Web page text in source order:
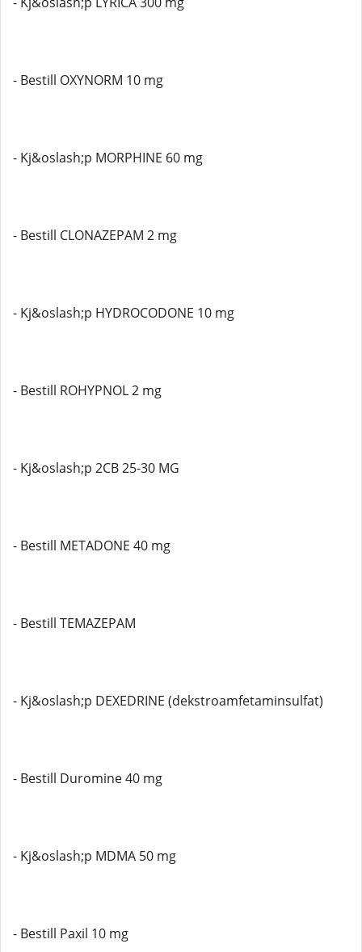
- Bestill OXYNORM 10 mg
- Kj&oslash;p MORPHINE 60 mg
- Bestill CLONAZEPAM 2 mg
- Kj&oslash;p HYDROCODONE 10 mg
- Bestill ROHYPNOL 2 mg
- Kj&oslash;p 2CB 25-30 MG
- Bestill METADONE 40 mg
- Bestill TEMAZEPAM
- Kj&oslash;p DEXEDRINE (dekstroamfetaminsulfat)
- Bestill Duromine 40 mg
- Kj&oslash;p MDMA 50 mg
- Bestill Paxil 10 mg